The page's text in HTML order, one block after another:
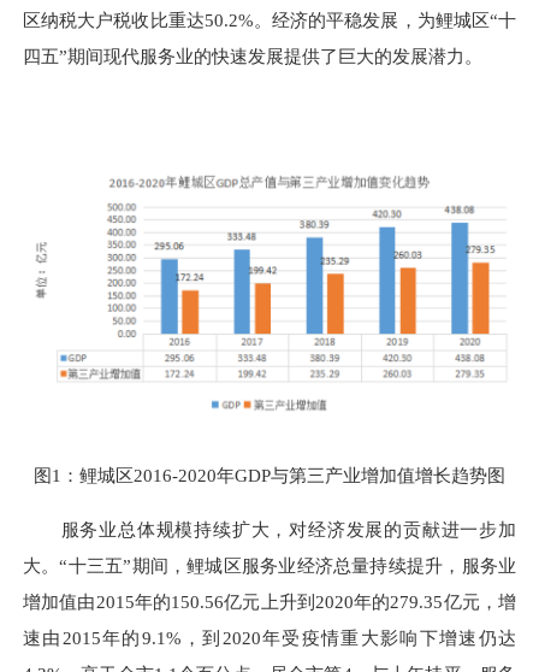
区纳税大户税收比重达50.2%。经济的平稳发展，为鲤城区“十
四五”期间现代服务业的快速发展提供了巨大的发展潜力。
图1：鲤城区2016-2020年GDP与第三产业增加值增长趋势图
服务业总体规模持续扩大，对经济发展的贡献进一步加
大。“十三五”期间，鲤城区服务业经济总量持续提升，服务业
增加值由2015年的150.56亿元上升到2020年的279.35亿元，增
速由2015年的9.1%，到2020年受疫情重大影响下增速仍达